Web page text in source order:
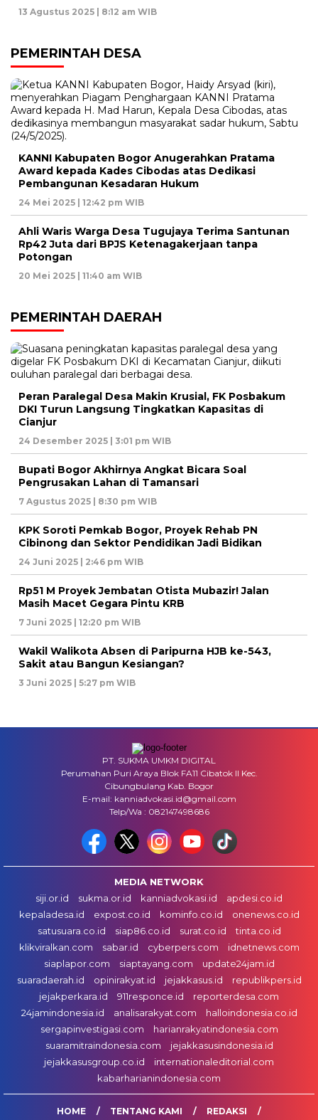
13 Agustus 2025 | 8:12 am WIB
PEMERINTAH DESA
KANNI Kabupaten Bogor Anugerahkan Pratama
Award kepada Kades Cibodas atas Dedikasi
Pembangunan Kesadaran Hukum
24 Mei 2025 | 12:42 pm WIB
Ahli Waris Warga Desa Tugujaya Terima Santunan
Rp42 Juta dari BPJS Ketenagakerjaan tanpa
Potongan
20 Mei 2025 | 11:40 am WIB
PEMERINTAH DAERAH
Peran Paralegal Desa Makin Krusial, FK Posbakum
DKI Turun Langsung Tingkatkan Kapasitas di
Cianjur
24 Desember 2025 | 3:01 pm WIB
Bupati Bogor Akhirnya Angkat Bicara Soal
Pengrusakan Lahan di Tamansari
7 Agustus 2025 | 8:30 pm WIB
KPK Soroti Pemkab Bogor, Proyek Rehab PN
Cibinong dan Sektor Pendidikan Jadi Bidikan
24 Juni 2025 | 2:46 pm WIB
Rp51 M Proyek Jembatan Otista Mubazir! Jalan
Masih Macet Gegara Pintu KRB
7 Juni 2025 | 12:20 pm WIB
Wakil Walikota Absen di Paripurna HJB ke-543,
Sakit atau Bangun Kesiangan?
3 Juni 2025 | 5:27 pm WIB
PT. SUKMA UMKM DIGITAL
Perumahan Puri Araya Blok FA11 Cibatok II Kec.
Cibungbulang Kab. Bogor
E-mail: kanniadvokasi.id@gmail.com
Telp/Wa : 082147498686
MEDIA NETWORK
siji.or.id
sukma.or.id kanniadvokasi.id
apdesi.co.id
kepaladesa.id
expost.co.id kominfo.co.id
onenews.co.id
satusuara.co.id
siap86.co.id surat.co.id
tinta.co.id
klikviralkan.com
sabar.id cyberpers.com
idnetnews.com
siaplapor.com
siaptayang.com
update24jam.id
suaradaerah.id
opinirakyat.id jejakkasus.id
republikpers.id
jejakperkara.id
911responce.id
reporterdesa.com
24jamindonesia.id
analisarakyat.com
halloindonesia.co.id
sergapinvestigasi.com
harianrakyatindonesia.com
suaramitraindonesia.com
jejakkasusindonesia.id
jejakkasusgroup.co.id
internationaleditorial.com
kabarharianindonesia.com
HOME TENTANG KAMI REDAKSI